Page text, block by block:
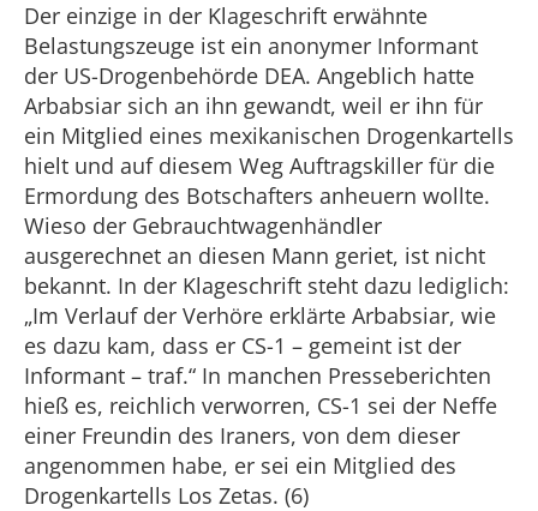
Der einzige in der Klageschrift erwähnte
Belastungszeuge ist ein anonymer Informant
der US-Drogenbehörde DEA. Angeblich hatte
Arbabsiar sich an ihn gewandt, weil er ihn für
ein Mitglied eines mexikanischen Drogenkartells
hielt und auf diesem Weg Auftragskiller für die
Ermordung des Botschafters anheuern wollte.
Wieso der Gebrauchtwagenhändler
ausgerechnet an diesen Mann geriet, ist nicht
bekannt. In der Klageschrift steht dazu lediglich:
„Im Verlauf der Verhöre erklärte Arbabsiar, wie
es dazu kam, dass er CS-1 – gemeint ist der
Informant – traf.“ In manchen Presseberichten
hieß es, reichlich verworren, CS-1 sei der Neffe
einer Freundin des Iraners, von dem dieser
angenommen habe, er sei ein Mitglied des
Drogenkartells Los Zetas. (6)